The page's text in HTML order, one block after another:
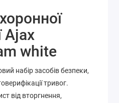
Ajax
white
набір засобів безпеки,
тривог.
від вторгнення,